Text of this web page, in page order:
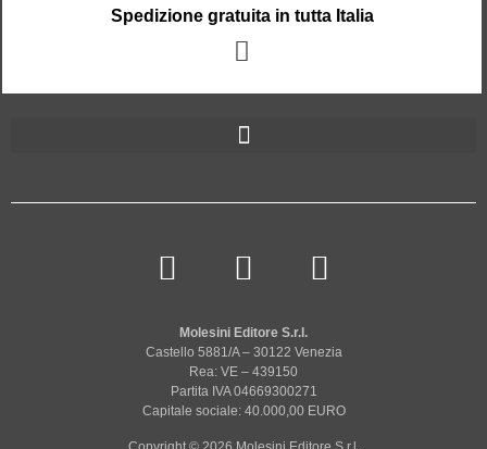
Spedizione gratuita in tutta Italia
Molesini Editore S.r.l.
Castello 5881/A – 30122 Venezia
Rea: VE – 439150
Partita IVA 04669300271
Capitale sociale: 40.000,00 EURO